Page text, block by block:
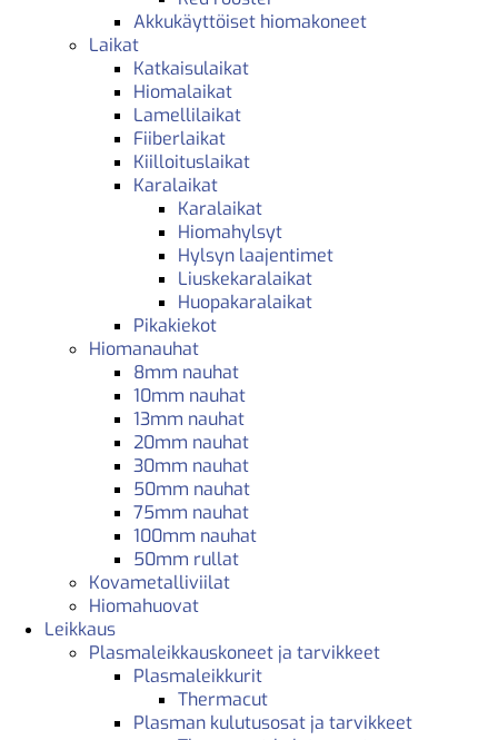
Akkukäyttöiset hiomakoneet
Laikat
Katkaisulaikat
Hiomalaikat
Lamellilaikat
Fiiberlaikat
Kiilloituslaikat
Karalaikat
Karalaikat
Hiomahylsyt
Hylsyn laajentimet
Liuskekaralaikat
Huopakaralaikat
Pikakiekot
Hiomanauhat
8mm nauhat
10mm nauhat
13mm nauhat
20mm nauhat
30mm nauhat
50mm nauhat
75mm nauhat
100mm nauhat
50mm rullat
Kovametalliviilat
Hiomahuovat
Leikkaus
Plasmaleikkauskoneet ja tarvikkeet
Plasmaleikkurit
Thermacut
Plasman kulutusosat ja tarvikkeet